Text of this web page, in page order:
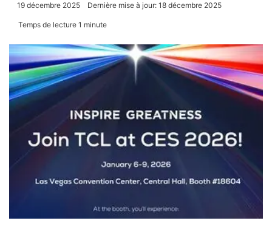
19 décembre 2025 Dernière mise à jour: 18 décembre 2025
Temps de lecture 1 minute